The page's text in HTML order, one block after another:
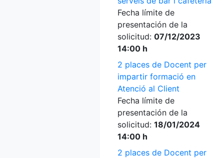
Fecha límite de
presentación de la
solicitud: 07/12/2023
14:00 h
2 places de Docent per
impartir formació en
Atenció al Client
Fecha límite de
presentación de la
solicitud: 18/01/2024
14:00 h
2 places de Docent per